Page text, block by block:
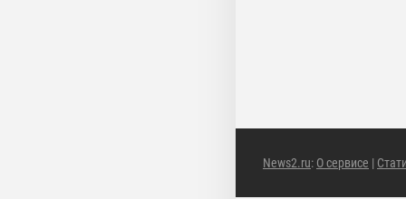
News2.ru: О сервисе |